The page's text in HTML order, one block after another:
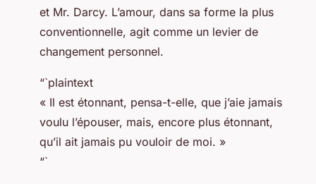
et Mr. Darcy. L’amour, dans sa forme la plus
conventionnelle, agit comme un levier de
changement personnel.
“`plaintext
« Il est étonnant, pensa-t-elle, que j’aie jamais
voulu l’épouser, mais, encore plus étonnant,
qu’il ait jamais pu vouloir de moi. »
“`